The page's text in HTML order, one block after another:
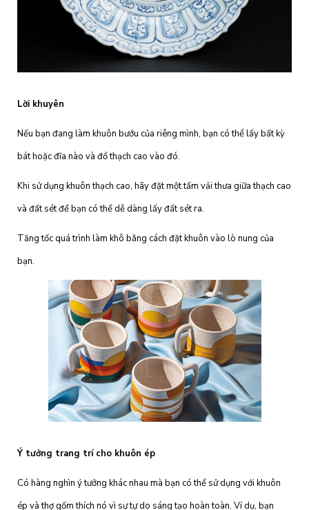
Lời khuyên
Nếu bạn đang làm khuôn bướu của riêng mình, bạn có thể lấy bất kỳ
bát hoặc đĩa nào và đổ thạch cao vào đó.
Khi sử dụng khuôn thạch cao, hãy đặt một tấm vải thưa giữa thạch cao
và đất sét để bạn có thể dễ dàng lấy đất sét ra.
Tăng tốc quá trình làm khô bằng cách đặt khuôn vào lò nung của
bạn.
Ý tưởng trang trí cho khuôn ép
Có hàng nghìn ý tưởng khác nhau mà bạn có thể sử dụng với khuôn
ép và thợ gốm thích nó vì sự tự do sáng tạo hoàn toàn. Ví dụ, bạn